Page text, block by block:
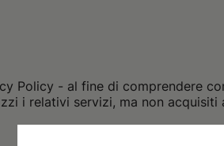
Policy - al fine di comprendere
i relativi servizi, ma non acquisiti